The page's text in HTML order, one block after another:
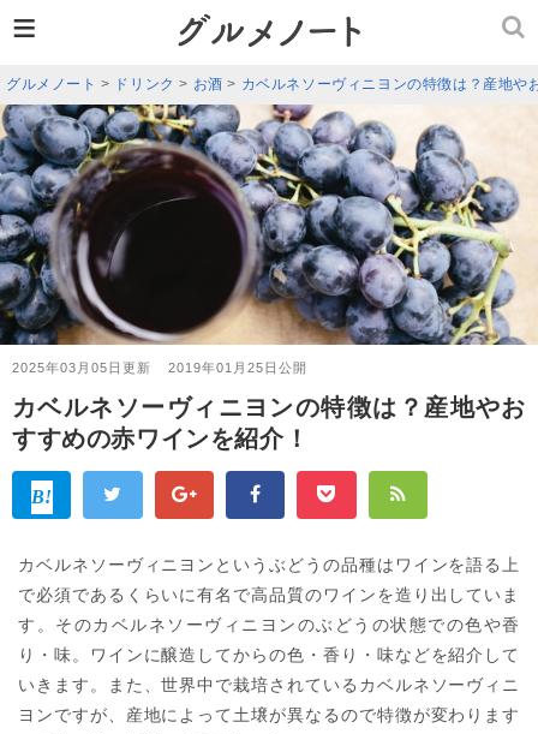
グルメノート > ドリンク > お酒 > カベルネソーヴィニヨンの特徴は？産地や
2025年03月05日更新 2019年01月25日公開
カベルネソーヴィニヨンの特徴は？産地やお
すすめの赤ワインを紹介！
カベルネソーヴィニヨンというぶどうの品種はワインを語る上
で必須であるくらいに有名で高品質のワインを造り出していま
す。そのカベルネソーヴィニヨンのぶどうの状態での色や香
り・味。ワインに醸造してからの色・香り・味などを紹介して
いきます。また、世界中で栽培されているカベルネソーヴィニ
ヨンですが、産地によって土壌が異なるので特徴が変わります
≡